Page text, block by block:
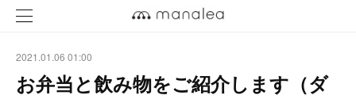
2021.01.06 01:00
お弁当と飲み物をご紹介します（ダ